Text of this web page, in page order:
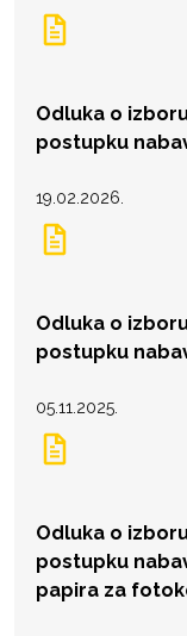
Odluka o
postupku
19.02.2026.
Odluka o
postupku
05.11.2025.
Odluka o
postupku
papira za